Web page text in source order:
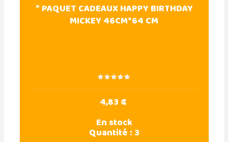
° PAQUET CADEAUX HAPPY BIRTHDAY
MICKEY 46CM*64 CM
4,83 €
En stock
Quantité :3